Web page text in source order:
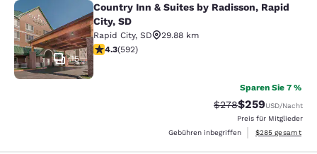
Country Inn & Suites by Radisson,
15
Country Inn & Suites by Radisson, Rapid
City, SD
Rapid City, SD
29.88 km
4.33-Sterne-Bewertung. Hervorragend. 592
4.3(592)
Sparen Sie 7 %
Durchgestrichener
$278Vergünstigter
$259USD/Nacht
Preis für Mitglieder
Gebühren inbegriffen
Geschätzte
$285 gesamt